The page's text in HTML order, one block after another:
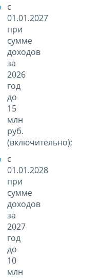
с
01.01.2027
при
сумме
доходов
за
2026
год
до
15
млн
руб.
(включительно);
с
01.01.2028
при
сумме
доходов
за
2027
год
до
10
млн